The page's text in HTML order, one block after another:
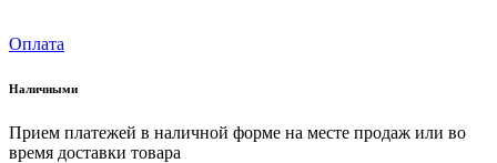
Оплата
Наличными
Прием платежей в наличной форме на месте продаж или во
время доставки товара